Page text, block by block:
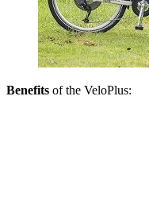
Benefits of the VeloPlus: